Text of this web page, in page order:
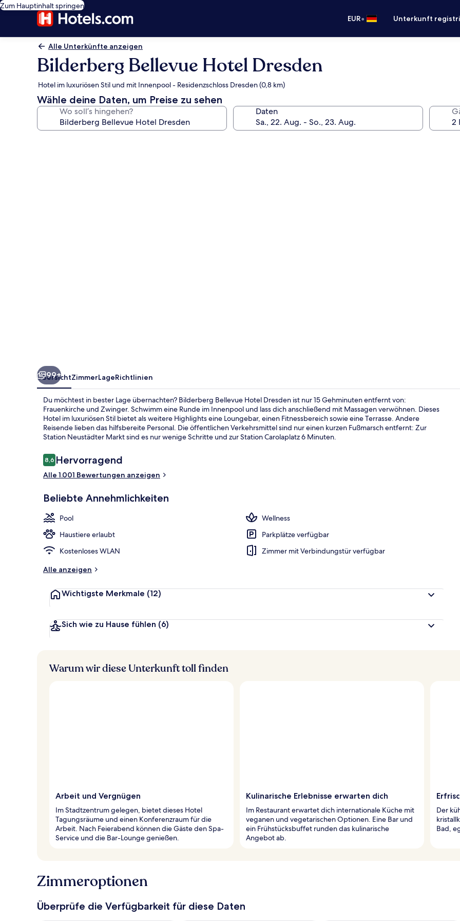
Zum Hauptinhalt springen
EUR• Unterkunft
Alle Unterkünfte anzeigen
Bilderberg Bellevue Hotel Dresden
Hotel im luxuriösen Stil und mit Innenpool - Residenzschloss Dresden (0,8 km)
Wähle deine Daten, um Preise zu sehen
Wo soll’s hingehen? Daten
Deluxe
99+
ÜbersichtZimmerLageRichtlinien
Du möchtest in bester Lage übernachten? Bilderberg Bellevue Hotel Dresden ist nur 15 Gehminuten entfernt von:
Frauenkirche und Zwinger. Schwimm eine Runde im Innenpool und lass dich anschließend mit Massagen verwöhnen. Dieses
Hotel im luxuriösen Stil bietet als weitere Highlights eine Loungebar, einen Fitnessbereich sowie eine Terrasse. Andere
Reisende lieben das hilfsbereite Personal. Die öffentlichen Verkehrsmittel sind nur einen kurzen Fußmarsch entfernt: Zur
Station Neustädter Markt sind es nur wenige Schritte und zur Station Carolaplatz 6 Minuten.
Bewertungen
8,68,6 von 10.
Hervorragend
Alle 1.001 Bewertungen anzeigen
Beliebte Annehmlichkeiten
Pool
Wellness
Haustiere erlaubt
Parkplätze verfügbar
Kostenloses WLAN
Zimmer mit Verbindungstür verfügbar
Alle anzeigen
Wichtigste Merkmale (12)
Sich wie zu Hause fühlen (6)
Warum wir diese Unterkunft toll finden
Arbeit und Vergnügen
Im Stadtzentrum gelegen, bietet dieses Hotel
Tagungsräume und einen Konferenzraum für die
Arbeit. Nach Feierabend können die Gäste den Spa-
Service und die Bar-Lounge genießen.
Kulinarische Erlebnisse erwarten dich
Im Restaurant erwartet dich internationale Küche mit
veganen und vegetarischen Optionen. Eine Bar und
ein Frühstücksbuffet runden das kulinarische
Angebot ab.
Der
Bad,
Zimmeroptionen
Überprüfe die Verfügbarkeit für diese Daten